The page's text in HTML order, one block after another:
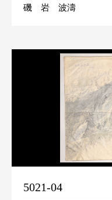
磯 岩 波濤
5021-04